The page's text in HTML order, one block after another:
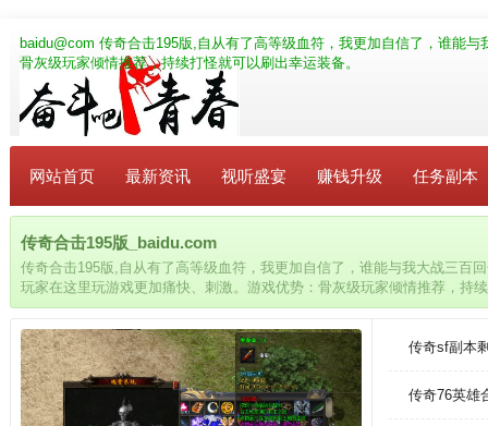
baidu@com 传奇合击195版,自从有了高等级血符，我更加自信了，谁能
骨灰级玩家倾情推荐，持续打怪就可以刷出幸运装备。
网站首页 最新资讯 视听盛宴 赚钱升级 任务副本
传奇合击195版_baidu.com
传奇合击195版,自从有了高等级血符，我更加自信了，谁能与我大战三百
玩家在这里玩游戏更加痛快、刺激。游戏优势：骨灰级玩家倾情推荐，持
传奇sf副本
传奇76英雄